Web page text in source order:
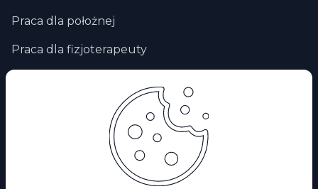
Praca dla położnej
Praca dla fizjoterapeuty
Praca dla ratownika medycznego